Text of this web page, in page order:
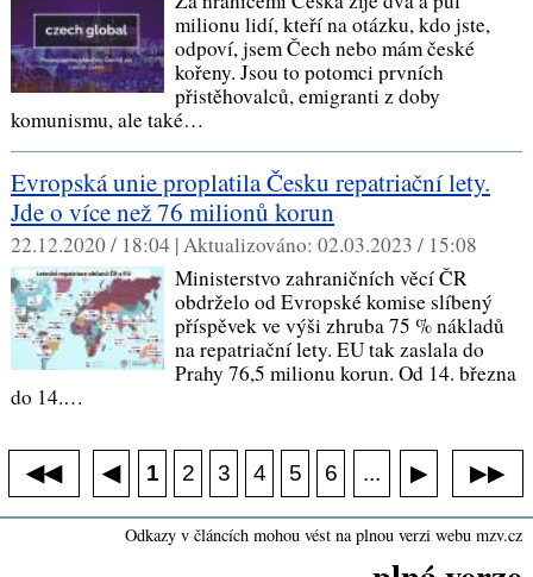
milionu lidí, kteří na otázku, kdo jste,
odpoví, jsem Čech nebo mám české
kořeny. Jsou to potomci prvních
přistěhovalců, emigranti z doby
komunismu, ale také…
Evropská unie proplatila Česku repatriační lety.
Jde o více než 76 milionů korun
22.12.2020 / 18:04 | Aktualizováno: 02.03.2023 / 15:08
Ministerstvo zahraničních věcí ČR
obdrželo od Evropské komise slíbený
příspěvek ve výši zhruba 75 % nákladů
na repatriační lety. EU tak zaslala do
Prahy 76,5 milionu korun. Od 14. března
do 14.…
◀◀ ◀ 1 2 3 4 5 6 ... ▶ ▶▶
Odkazy v článcích mohou vést na plnou verzi webu mzv.cz